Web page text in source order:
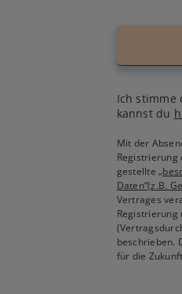
Ich stimme
kannst du
Mit der
Registrierung
gestellte
Daten“(z.B.
Vertrages
Registrierung
beschrieben.
für die